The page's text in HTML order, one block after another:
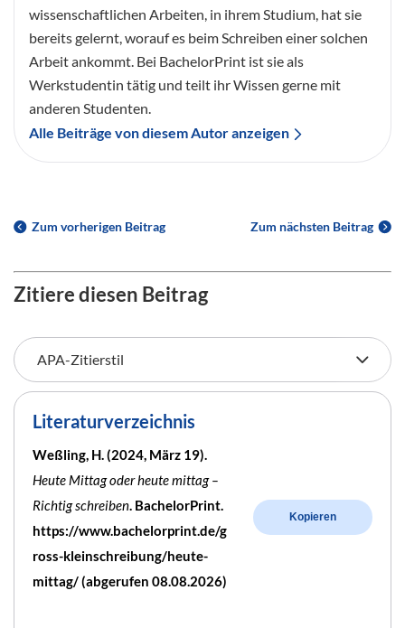
wissenschaftlichen Arbeiten, in ihrem Studium, hat sie
bereits gelernt, worauf es beim Schreiben einer solchen
Arbeit ankommt. Bei BachelorPrint ist sie als
Werkstudentin tätig und teilt ihr Wissen gerne mit
anderen Studenten.
Alle Beiträge von diesem Autor anzeigen
Zum vorherigen Beitrag Zum nächsten Beitrag
Zitiere diesen Beitrag
Literaturverzeichnis
Weßling, H. (2024, März 19).
Heute Mittag oder heute mittag –
Richtig schreiben. BachelorPrint.
https://www.bachelorprint.de/g
ross-kleinschreibung/heute-
mittag/ (abgerufen 08.08.2026)
Kopieren